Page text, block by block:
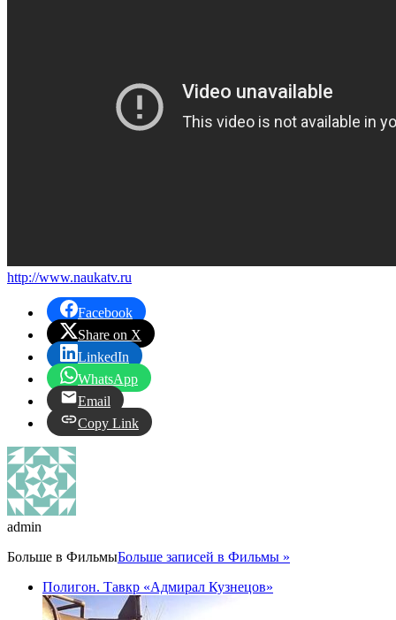
http://www.naukatv.ru
Facebook
Share on X
LinkedIn
WhatsApp
Email
Copy Link
admin
Больше в ФильмыБольше записей в Фильмы »
Полигон. Тавкр «Адмирал Кузнецов»